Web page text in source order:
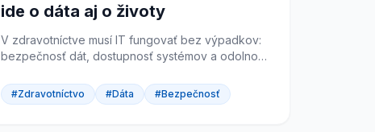
ide o dáta aj o životy
V zdravotníctve musí IT fungovať bez výpadkov:
bezpečnosť dát, dostupnosť systémov a odolnosť
#Zdravotníctvo #Dáta #Bezpečnosť